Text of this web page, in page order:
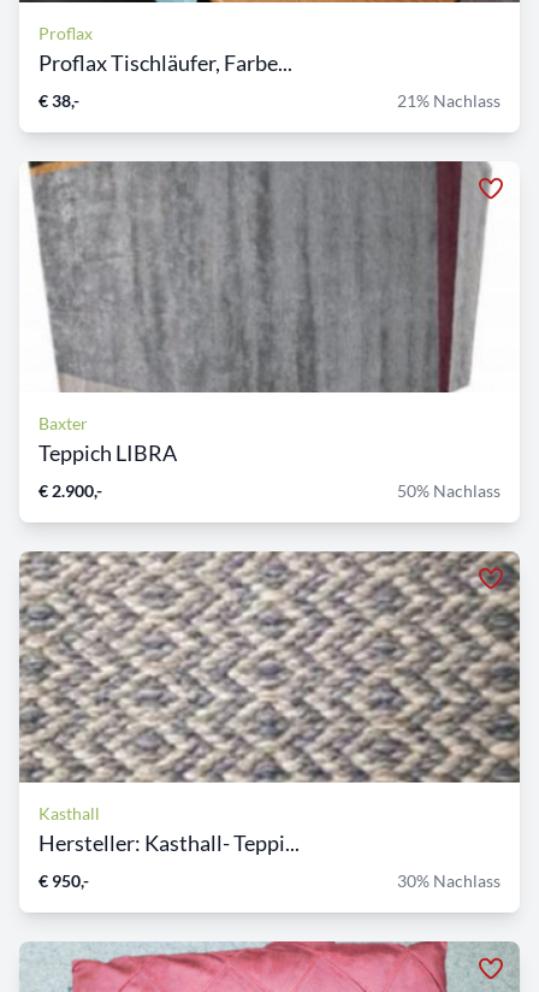
Proflax
Proflax Tischläufer, Farbe...
€ 38,- 21% Nachlass
Baxter
Teppich LIBRA
€ 2.900,- 50% Nachlass
Kasthall
Hersteller: Kasthall- Teppi...
€ 950,- 30% Nachlass